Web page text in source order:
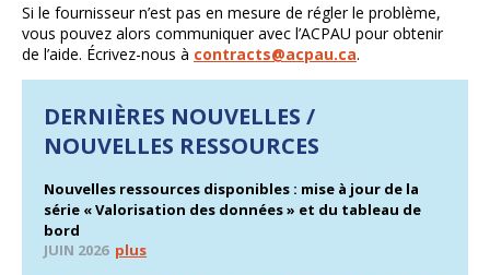
Si le fournisseur n’est pas en mesure de régler le problème,
vous pouvez alors communiquer avec l’ACPAU pour obtenir
de l’aide. Écrivez-nous à contracts@acpau.ca.
DERNIÈRES NOUVELLES /
NOUVELLES RESSOURCES
Nouvelles ressources disponibles : mise à jour de la
série « Valorisation des données » et du tableau de
bord
JUIN 2026 plus